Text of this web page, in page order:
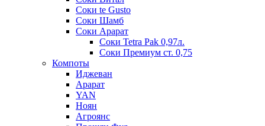
Соки te Gusto
Соки Шамб
Соки Арарат
Соки Tetra Pak 0,97л.
Соки Премиум ст. 0,75
Компоты
Иджеван
Арарат
YAN
Ноян
Агроянс